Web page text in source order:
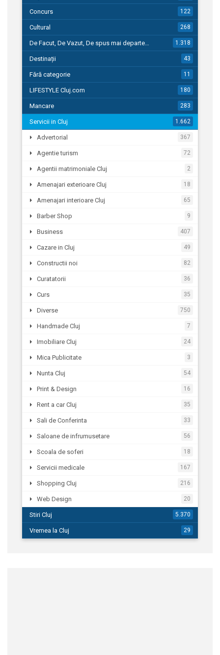
Concurs 122
Cultural 268
De Facut, De Vazut, De spus mai departe… 1.318
Destinații 43
Fără categorie 11
LIFESTYLE Cluj.com 180
Mancare 283
Servicii in Cluj 1.662
Advertorial 367
Agentie turism 72
Agentii matrimoniale Cluj 2
Amenajari exterioare Cluj 18
Amenajari interioare Cluj 65
Barber Shop 9
Business 407
Cazare in Cluj 49
Constructii noi 82
Curatatorii 36
Curs 35
Diverse 750
Handmade Cluj 7
Imobiliare Cluj 24
Mica Publicitate 3
Nunta Cluj 54
Print & Design 16
Rent a car Cluj 35
Sali de Conferinta 33
Saloane de infrumusetare 56
Scoala de soferi 18
Servicii medicale 167
Shopping Cluj 216
Web Design 20
Stiri Cluj 5.370
Vremea la Cluj 29